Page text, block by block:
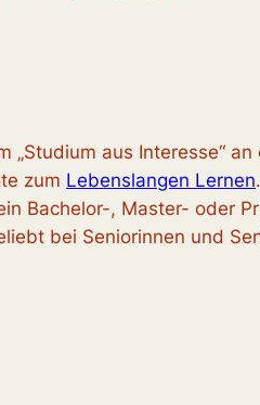
„Studium aus Interesse“
zum Lebenslangen Lernen
Bachelor-, Master- oder
bei Seniorinnen und